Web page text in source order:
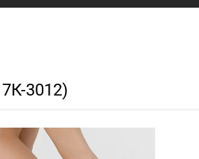
3012)
Новинка